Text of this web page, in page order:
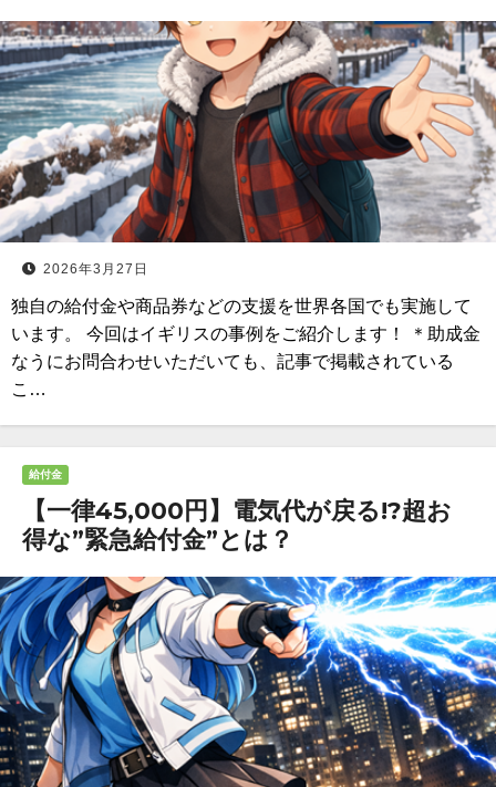
2026年3月27日
独自の給付金や商品券などの支援を世界各国でも実施して
います。 今回はイギリスの事例をご紹介します！ ＊助成金
なうにお問合わせいただいても、記事で掲載されている
こ…
給付金
【一律45,000円】電気代が戻る!?超お
得な”緊急給付金”とは？